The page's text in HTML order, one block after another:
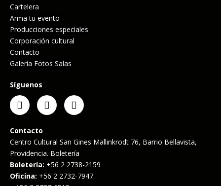
Cartelera
Arma tu evento
Producciones especiales
Corporación cultural
Contacto
Galería Fotos Salas
Síguenos
Contacto
Centro Cultural San Gines Mallinkrodt 76, Barrio Bellavista,
Providencia. Boletería
Boletería: +56 2 2738-2159
Oficina: +56 2 2732-7947